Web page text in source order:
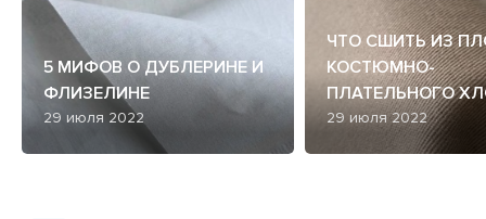
5 МИФОВ О ДУБЛЕРИНЕ И
ФЛИЗЕЛИНЕ
29 июля 2022
ЧТО СШИТЬ ИЗ
КОСТЮМНО-
ПЛАТЕЛЬНОГО
29 июля 2022